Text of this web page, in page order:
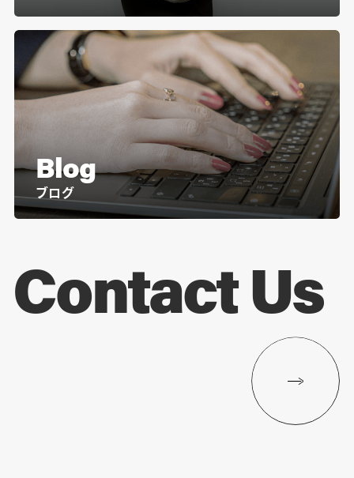
Blog
ブログ
Contact Us